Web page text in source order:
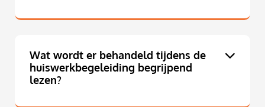
Wat wordt er behandeld tijdens de
huiswerkbegeleiding begrijpend
lezen?